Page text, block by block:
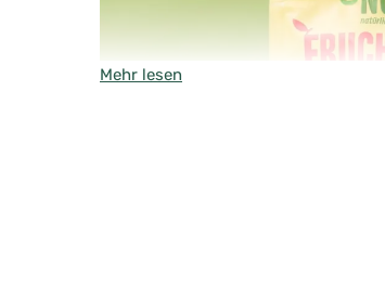
Mehr lesen